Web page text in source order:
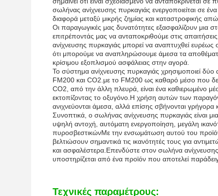
σωλήνας ανίχνευσης πυρκαγιάς ενεργοποιείται σε
διαφορά μεταξύ μικρής ζημίας και καταστροφικής
Οι παραγωγικές μας δυνατότητες εξασφαλίζουν μια
επιτρέποντάς μας να ανταποκριθούμε στις
ανίχνευσης πυρκαγιάς μπορεί να αναπτυχθεί
ότι μπορούμε να αναπληρώσουμε άμεσα τα
κρίσιμου εξοπλισμού ασφάλειας στην αγορά.
Το σύστημα ανίχνευσης πυρκαγιάς χρησιμοποιεί
FM200 και CO2.με το FM200 ως καθαρό μέσο που
CO2, από την άλλη πλευρά, είναι ένα καθιερωμένο
εκτοπίζοντας το οξυγόνο.Η χρήση αυτών των
ανιχνεύονται άμεσα, αλλά επίσης σβήνονται γρήγορα
Συνοπτικά, ο σωλήνας ανίχνευσης πυρκαγιάς είναι
υψηλή αντοχή, αυτόματη ενεργοποίηση, μεγάλη
πυροσβεστικώνΜε την ενσωμάτωση αυτού του
βελτιώσουν σημαντικά τις ικανότητές τους για
και ασφαλέστερα.Επενδύστε στον σωλήνα
υποστηρίζεται από ένα προϊόν που αποτελεί
Τεχνικές παραμέτρους: